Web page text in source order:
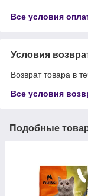
Все условия
Условия
Возврат товара в
Все условия
Подобные